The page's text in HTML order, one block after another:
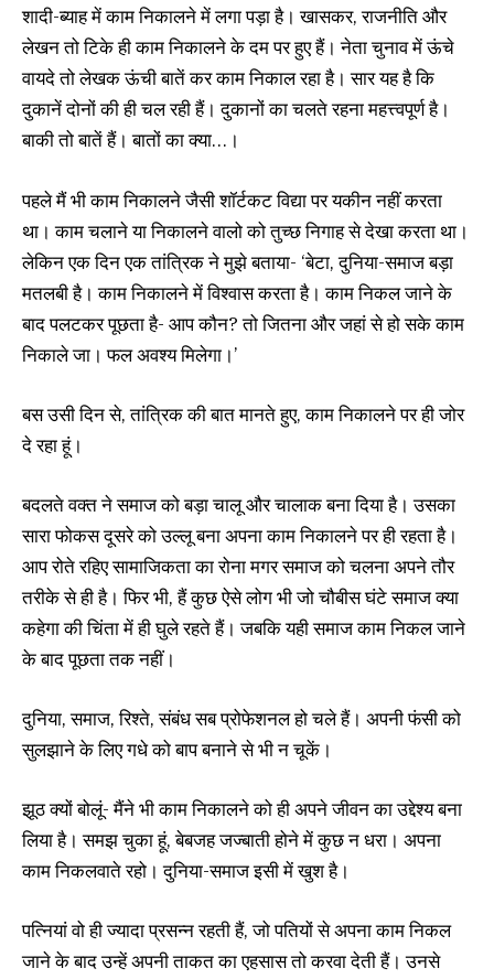
शादी-ब्याह में काम निकालने में लगा पड़ा है। खासकर, राजनीति और
लेखन तो टिके ही काम निकालने के दम पर हुए हैं। नेता चुनाव में ऊंचे
वायदे तो लेखक ऊंची बातें कर काम निकाल रहा है। सार यह है कि
दुकानें दोनों की ही चल रही हैं। दुकानों का चलते रहना महत्त्वपूर्ण है।
बाकी तो बातें हैं। बातों का क्या…।
पहले मैं भी काम निकालने जैसी शॉर्टकट विद्या पर यकीन नहीं करता
था। काम चलाने या निकालने वालो को तुच्छ निगाह से देखा करता था।
लेकिन एक दिन एक तांत्रिक ने मुझे बताया- ‘बेटा, दुनिया-समाज बड़ा
मतलबी है। काम निकालने में विश्वास करता है। काम निकल जाने के
बाद पलटकर पूछता है- आप कौन? तो जितना और जहां से हो सके काम
निकाले जा। फल अवश्य मिलेगा।’
बस उसी दिन से, तांत्रिक की बात मानते हुए, काम निकालने पर ही जोर
दे रहा हूं।
बदलते वक्त ने समाज को बड़ा चालू और चालाक बना दिया है। उसका
सारा फोकस दूसरे को उल्लू बना अपना काम निकालने पर ही रहता है।
आप रोते रहिए सामाजिकता का रोना मगर समाज को चलना अपने तौर
तरीके से ही है। फिर भी, हैं कुछ ऐसे लोग भी जो चौबीस घंटे समाज क्या
कहेगा की चिंता में ही घुले रहते हैं। जबकि यही समाज काम निकल जाने
के बाद पूछता तक नहीं।
दुनिया, समाज, रिश्ते, संबंध सब प्रोफेशनल हो चले हैं। अपनी फंसी को
सुलझाने के लिए गधे को बाप बनाने से भी न चूकें।
झूठ क्यों बोलूं- मैंने भी काम निकालने को ही अपने जीवन का उद्देश्य बना
लिया है। समझ चुका हूं, बेबजह जज्बाती होने में कुछ न धरा। अपना
काम निकलवाते रहो। दुनिया-समाज इसी में खुश है।
पत्नियां वो ही ज्यादा प्रसन्न रहती हैं, जो पतियों से अपना काम निकल
जाने के बाद उन्हें अपनी ताकत का एहसास तो करवा देती हैं। उनसे